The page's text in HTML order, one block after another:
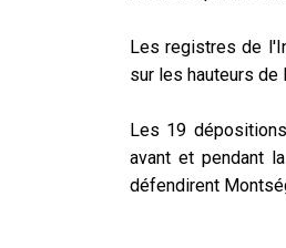
Les registres de
sur les hauteurs de
Les 19
avant et pendant
défendirent